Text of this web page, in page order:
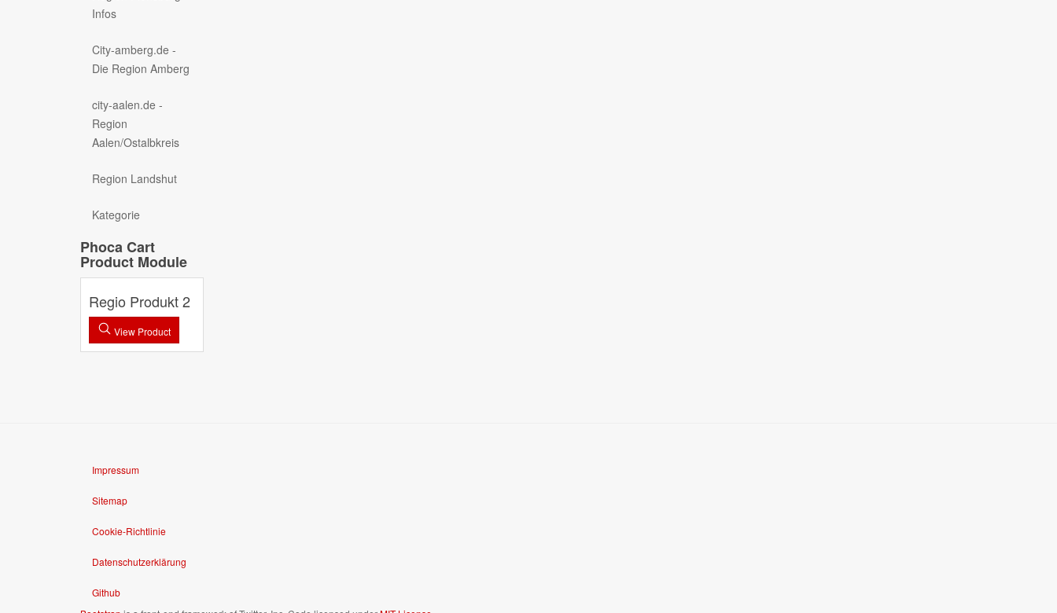
Infos
City-amberg.de -
Die Region Amberg
city-aalen.de -
Region
Aalen/Ostalbkreis
Region Landshut
Kategorie
Phoca Cart
Product Module
Regio Produkt 2
View Product
Impressum
Sitemap
Cookie-Richtlinie
Datenschutzerklärung
Github